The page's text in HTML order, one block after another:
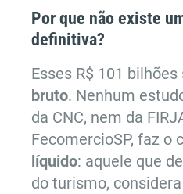
Por que não existe
definitiva?
Esses R$ 101
bruto. Nenhum
da CNC, nem da
FecomercioSP, faz o
líquido: aquele que
do turismo,